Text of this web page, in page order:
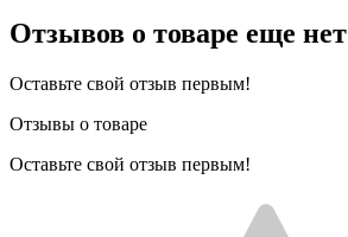
Отзывов о товаре еще нет
Оставьте свой отзыв первым!
Отзывы о товаре
Оставьте свой отзыв первым!